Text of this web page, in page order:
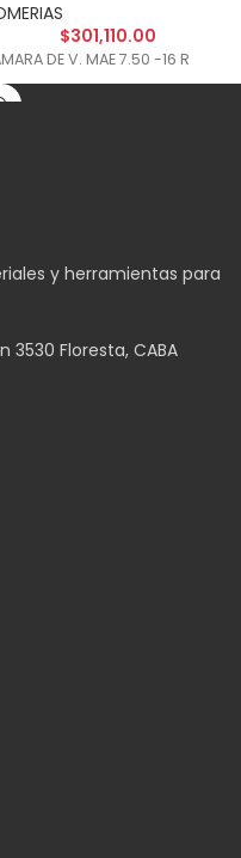
$301,110.00
DE V. MAE 7.50 -16 R
y herramientas para
3530 Floresta, CABA